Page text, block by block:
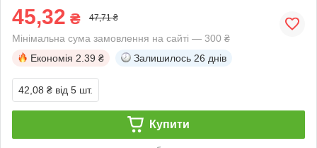
45,32 ₴ 47,71 ₴
Мінімальна сума замовлення на сайті — 300 ₴
Економія 2.39 ₴ Залишилось 26 днів
42,08 ₴ від 5 шт.
Купити